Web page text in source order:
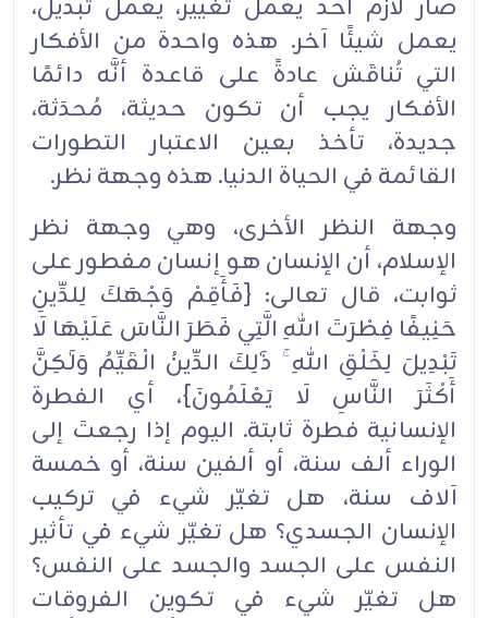
صار لازم أحد يعمل تغيير، يعمل تبديل،
يعمل ‏شيئًا آخر. هذه واحدة من الأفكار
التي تُناقَش ‏عادةً على قاعدة أنَّه دائمًا
الأفكار يجب أن تكون حديثة، مُحدَثة،
‏جديدة، تأخذ بعين الاعتبار التطورات
القائمة في الحياة الدنيا. هذه وجهة نظر.‏
وجهة النظر الأخرى، وهي وجهة نظر
الإسلام، أن الإنسان هو إنسان مفطور على
ثوابت، قال تعالى: {فَأَقِمْ ‏وَجْهَكَ لِلدِّينِ
حَنِيفًا فِطْرَتَ اللهِ الَّتِي فَطَرَ النَّاسَ عَلَيْهَا لَا
تَبْدِيلَ لِخَلْقِ اللهِ ۚ ذَٰلِكَ الدِّينُ الْقَيِّمُ وَلَٰكِنَّ
أَكْثَرَ النَّاسِ لَا ‏يَعْلَمُونَ}، أي الفطرة
الإنسانية فطرة ثابتة. اليوم إذا رجعتَ إلى
الوراء ألف سنة، أو ألفين سنة، أو خمسة
‏آلاف سنة، هل تغيّر شيء في تركيب
الإنسان الجسدي؟ هل تغيّر شيء في تأثير
النفس على الجسد والجسد ‏على النفس؟
هل تغيّر شيء في تكوين الفروقات